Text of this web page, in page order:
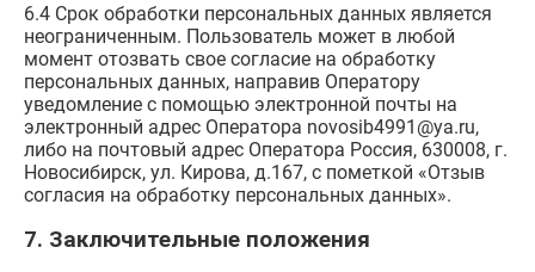
6.4 Срок обработки персональных данных является
неограниченным. Пользователь может в любой
момент отозвать свое согласие на обработку
персональных данных, направив Оператору
уведомление с помощью электронной почты на
электронный адрес Оператора novosib4991@ya.ru,
либо на почтовый адрес Оператора Россия, 630008, г.
Новосибирск, ул. Кирова, д.167, с пометкой «Отзыв
согласия на обработку персональных данных».
7. Заключительные положения